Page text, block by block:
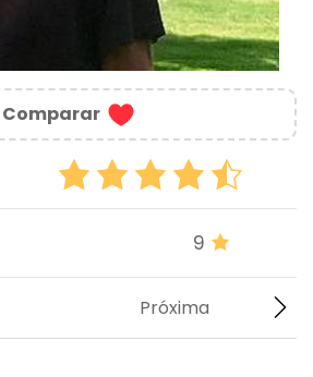
Comparar
9
Próxima